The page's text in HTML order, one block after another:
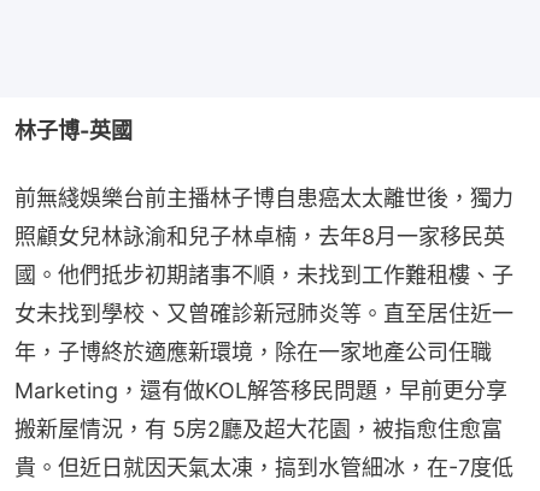
林子博-英國
前無綫娛樂台前主播林子博自患癌太太離世後，獨力
照顧女兒林詠渝和兒子林卓楠，去年8月一家移民英
國。他們抵步初期諸事不順，未找到工作難租樓、子
女未找到學校、又曾確診新冠肺炎等。直至居住近一
年，子博終於適應新環境，除在一家地產公司任職
Marketing，還有做KOL解答移民問題，早前更分享
搬新屋情況，有 5房2廳及超大花園，被指愈住愈富
貴。但近日就因天氣太凍，搞到水管細冰，在-7度低